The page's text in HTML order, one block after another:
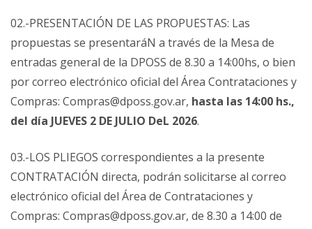
02.-PRESENTACIÓN DE LAS PROPUESTAS: Las
propuestas se presentaráN a través de la Mesa de
entradas general de la DPOSS de 8.30 a 14:00hs, o bien
por correo electrónico oficial del Área Contrataciones y
Compras: Compras@dposs.gov.ar, hasta las 14:00 hs.,
del día JUEVES 2 DE JULIO DeL 2026.
03.-LOS PLIEGOS correspondientes a la presente
CONTRATACIÓN directa, podrán solicitarse al correo
electrónico oficial del Área de Contrataciones y
Compras: Compras@dposs.gov.ar, de 8.30 a 14:00 de